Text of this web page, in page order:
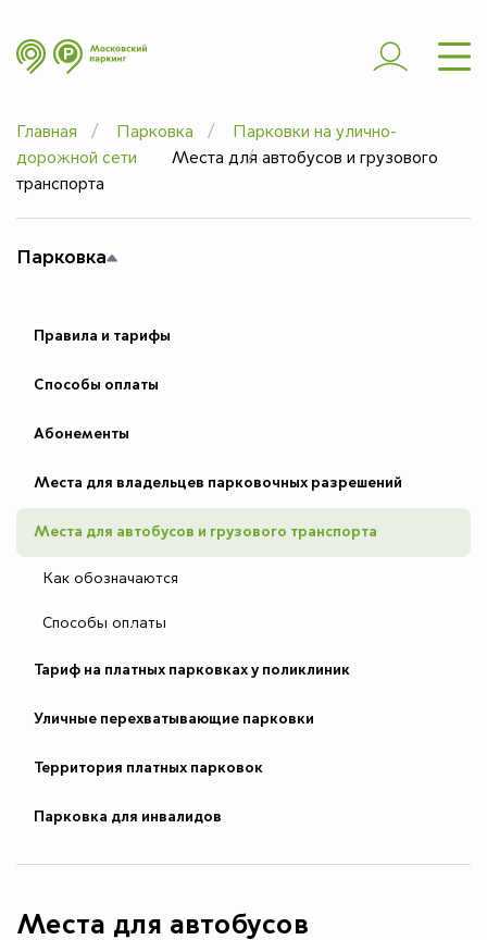
ШТРАФЫ
ЧАСТЫЕ ВОПРОСЫ
ЮРИДИЧЕСКИМ
ДОПОЛНИТЕЛЬНО
Главная Парковка
Парковки на улично-
дорожной сети
Места для автобусов и грузового
транспорта
Места для автобусов
Парковка
Правила и тарифы
Способы оплаты
Абонементы
Места для владельцев парковочных разрешений
Места для автобусов и грузового транспорта
Как обозначаются
Способы оплаты
Тариф на платных парковках у поликлиник
Уличные перехватывающие парковки
Территория платных парковок
Парковка для инвалидов